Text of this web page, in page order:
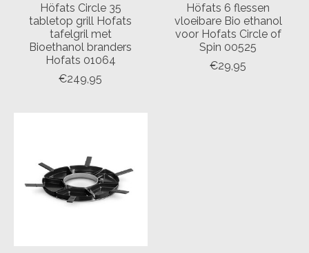
Höfats Circle 35
tabletop grill Hofats
tafelgril met
Bioethanol branders
Hofats 01064
€249,95
Höfats 6 flessen
vloeibare Bio ethanol
voor Hofats Circle of
Spin 00525
€29,95